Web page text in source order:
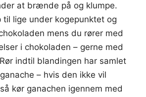
at brænde på og klumpe.
til lige under kogepunktet og
mens du rører med
i chokoladen – gerne med
indtil blandingen har samlet
– hvis den ikke vil
kør ganachen igennem med